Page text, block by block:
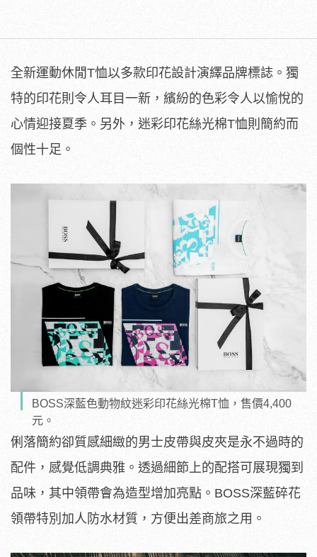
全新運動休閒T恤以多款印花設計演繹品牌標誌。獨
特的印花則令人耳目一新，繽紛的色彩令人以愉悅的
心情迎接夏季。另外， 迷彩印花絲光棉T恤則簡約而
個性十足。
BOSS深藍色動物紋迷彩印花絲光棉T恤，售價4,400
元。
俐落簡約卻質感細緻的男士皮帶與皮夾是永不過時的
配件，感覺低調典雅。透過細節上的配搭可展現獨到
品味，其中領帶會為造型增加亮點。BOSS深藍碎花
領帶特別加人防水材質，方便出差商旅之用。